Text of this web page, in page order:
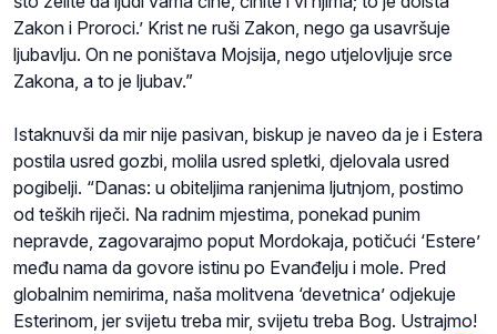
Zakon i Proroci.’ Krist ne ruši Zakon, nego ga usavršuje
ljubavlju. On ne poništava Mojsija, nego utjelovljuje srce
Zakona, a to je ljubav.”
Istaknuvši da mir nije pasivan, biskup je naveo da je i Estera
postila usred gozbi, molila usred spletki, djelovala usred
pogibelji. “Danas: u obiteljima ranjenima ljutnjom, postimo
od teških riječi. Na radnim mjestima, ponekad punim
nepravde, zagovarajmo poput Mordokaja, potičući ‘Estere’
među nama da govore istinu po Evanđelju i mole. Pred
globalnim nemirima, naša molitvena ‘devetnica’ odjekuje
Esterinom, jer svijetu treba mir, svijetu treba Bog. Ustrajmo!